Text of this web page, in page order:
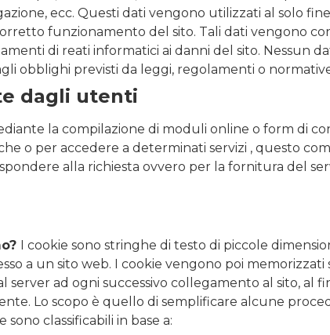
ecc. Questi dati vengono utilizzati al solo
funzionamento del sito. Tali dati vengono
di reati informatici ai danni del sito. Nessun
obblighi previsti da leggi, regolamenti o
dagli utenti
la compilazione di moduli online o form di
o per accedere a determinati servizi , questo
alla richiesta ovvero per la fornitura del
I cookie sono stringhe di testo di piccole
a un sito web. I cookie vengono poi
server ad ogni successivo collegamento al sito, al
Lo scopo è quello di semplificare alcune
classificabili in base a: